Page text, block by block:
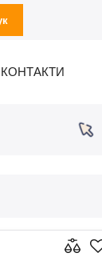
КОНТАКТИ